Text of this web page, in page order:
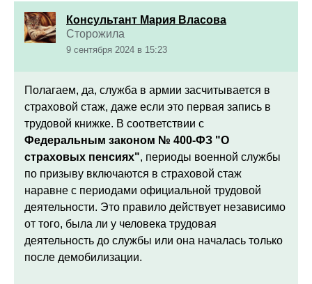
Консультант Мария Власова
Сторожила
9 сентября 2024 в 15:23
Полагаем, да, служба в армии засчитывается в
страховой стаж, даже если это первая запись в
трудовой книжке. В соответствии с
Федеральным законом № 400-ФЗ "О
страховых пенсиях", периоды военной службы
по призыву включаются в страховой стаж
наравне с периодами официальной трудовой
деятельности. Это правило действует независимо
от того, была ли у человека трудовая
деятельность до службы или она началась только
после демобилизации.